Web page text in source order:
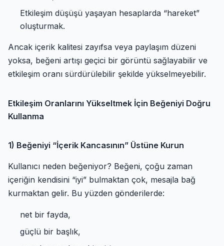
Etkileşim düşüşü yaşayan hesaplarda “hareket”
oluşturmak.
Ancak içerik kalitesi zayıfsa veya paylaşım düzeni
yoksa, beğeni artışı geçici bir görüntü sağlayabilir ve
etkileşim oranı sürdürülebilir şekilde yükselmeyebilir.
Etkileşim Oranlarını Yükseltmek İçin Beğeniyi Doğru
Kullanma
1) Beğeniyi “İçerik Kancasının” Üstüne Kurun
Kullanıcı neden beğeniyor? Beğeni, çoğu zaman
içeriğin kendisini “iyi” bulmaktan çok, mesajla bağ
kurmaktan gelir. Bu yüzden gönderilerde:
net bir fayda,
güçlü bir başlık,